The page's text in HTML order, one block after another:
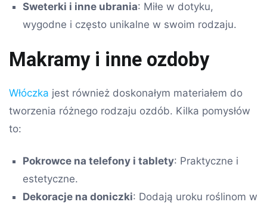
Sweterki i inne ubrania: Miłe w dotyku,
wygodne i często unikalne w swoim rodzaju.
Makramy i inne ozdoby
Włóczka jest również doskonałym materiałem do
tworzenia różnego rodzaju ozdób. Kilka pomysłów
to:
Pokrowce na telefony i tablety: Praktyczne i
estetyczne.
Dekoracje na doniczki: Dodają uroku roślinom w